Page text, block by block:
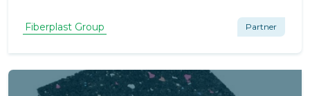
galerijen en (dak)terrassen.
Fiberplast Group Partner